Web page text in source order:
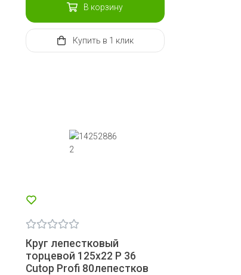
В корзину
Купить в 1 клик
Круг лепестковый
торцевой 125х22 Р 36
Сutop Profi 80лепестков